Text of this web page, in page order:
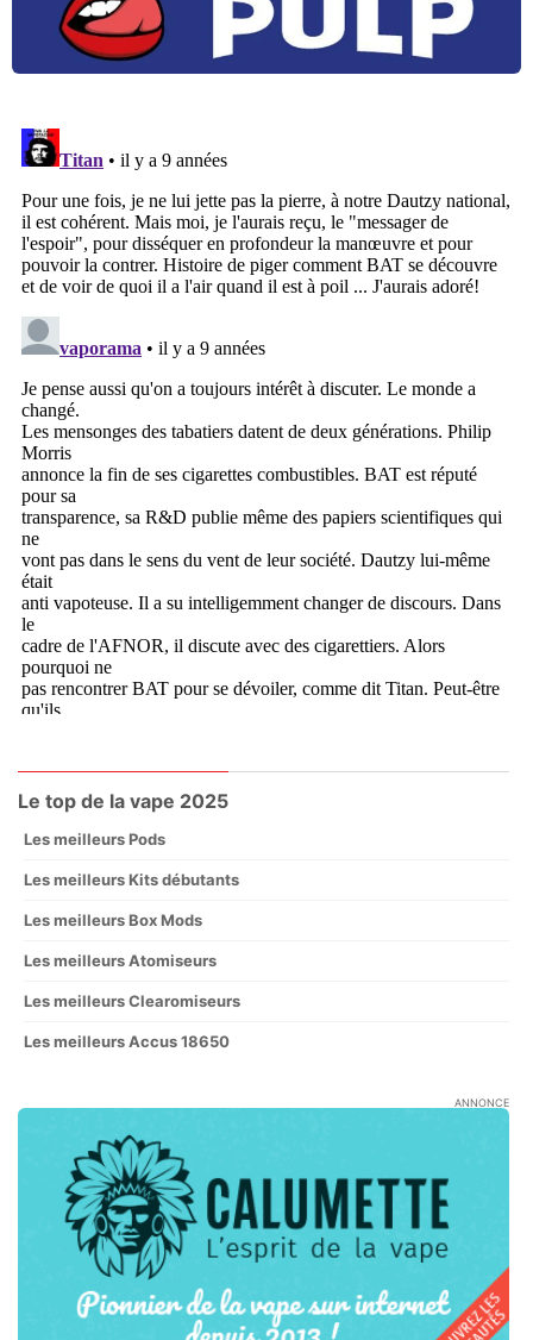
Le top de la vape 2025
Les meilleurs Pods
Les meilleurs Kits débutants
Les meilleurs Box Mods
Les meilleurs Atomiseurs
Les meilleurs Clearomiseurs
Les meilleurs Accus 18650
ANNONCE